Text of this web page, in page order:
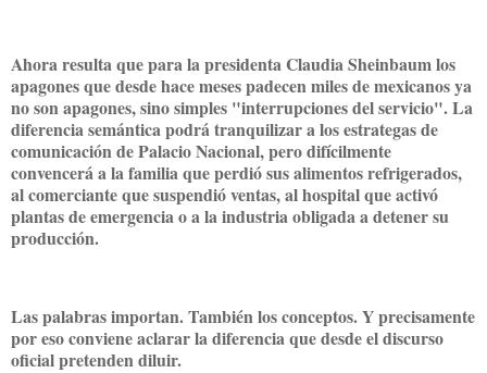
Ahora resulta que para la presidenta Claudia Sheinbaum los
apagones que desde hace meses padecen miles de mexicanos ya
no son apagones, sino simples "interrupciones del servicio". La
diferencia semántica podrá tranquilizar a los estrategas de
comunicación de Palacio Nacional, pero difícilmente
convencerá a la familia que perdió sus alimentos refrigerados,
al comerciante que suspendió ventas, al hospital que activó
plantas de emergencia o a la industria obligada a detener su
producción.
Las palabras importan. También los conceptos. Y precisamente
por eso conviene aclarar la diferencia que desde el discurso
oficial pretenden diluir.